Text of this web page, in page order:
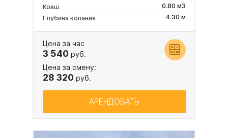
Ковш
0.80 м3
Глубина копания
4.30 м
Цена за час
3 540 руб.
Цена за смену:
28 320 руб.
АРЕНДОВАТЬ